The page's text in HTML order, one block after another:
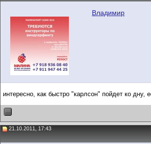
Владимир
интересно, как быстро "карлсон" пойдет ко дну,
21.10.2011, 17:43